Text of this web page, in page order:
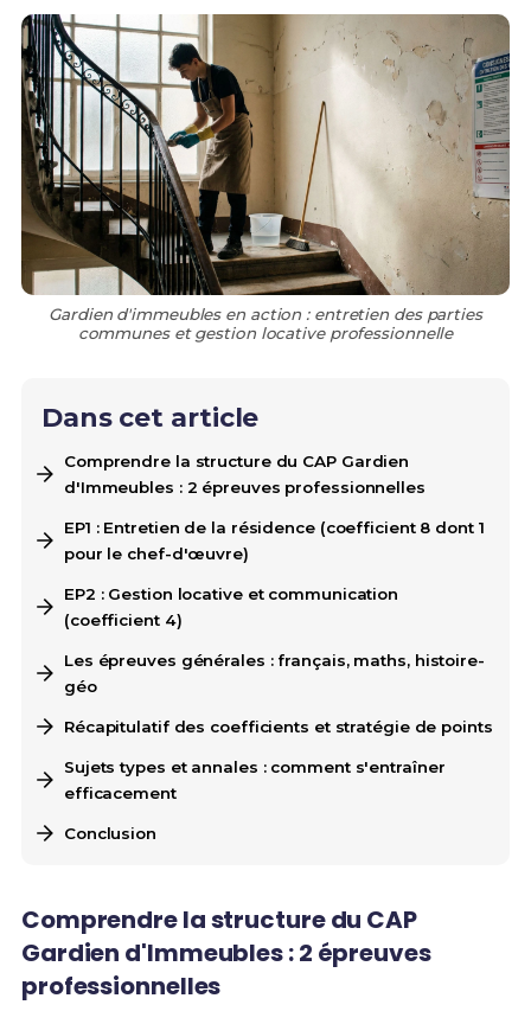
Gardien d'immeubles en action : entretien des parties
communes et gestion locative professionnelle
Dans cet article
Comprendre la structure du CAP Gardien
d'Immeubles : 2 épreuves professionnelles
EP1 : Entretien de la résidence (coefficient 8 dont 1
pour le chef-d'œuvre)
EP2 : Gestion locative et communication
(coefficient 4)
Les épreuves générales : français, maths, histoire-
géo
Récapitulatif des coefficients et stratégie de points
Sujets types et annales : comment s'entraîner
efficacement
Conclusion
Comprendre la structure du CAP
Gardien d'Immeubles : 2 épreuves
professionnelles